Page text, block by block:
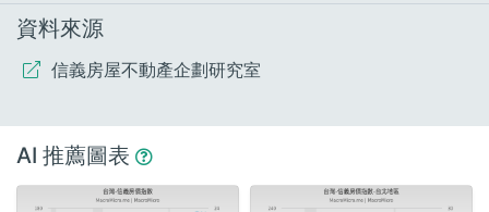
資料來源
信義房屋不動產企劃研究室
AI 推薦圖表